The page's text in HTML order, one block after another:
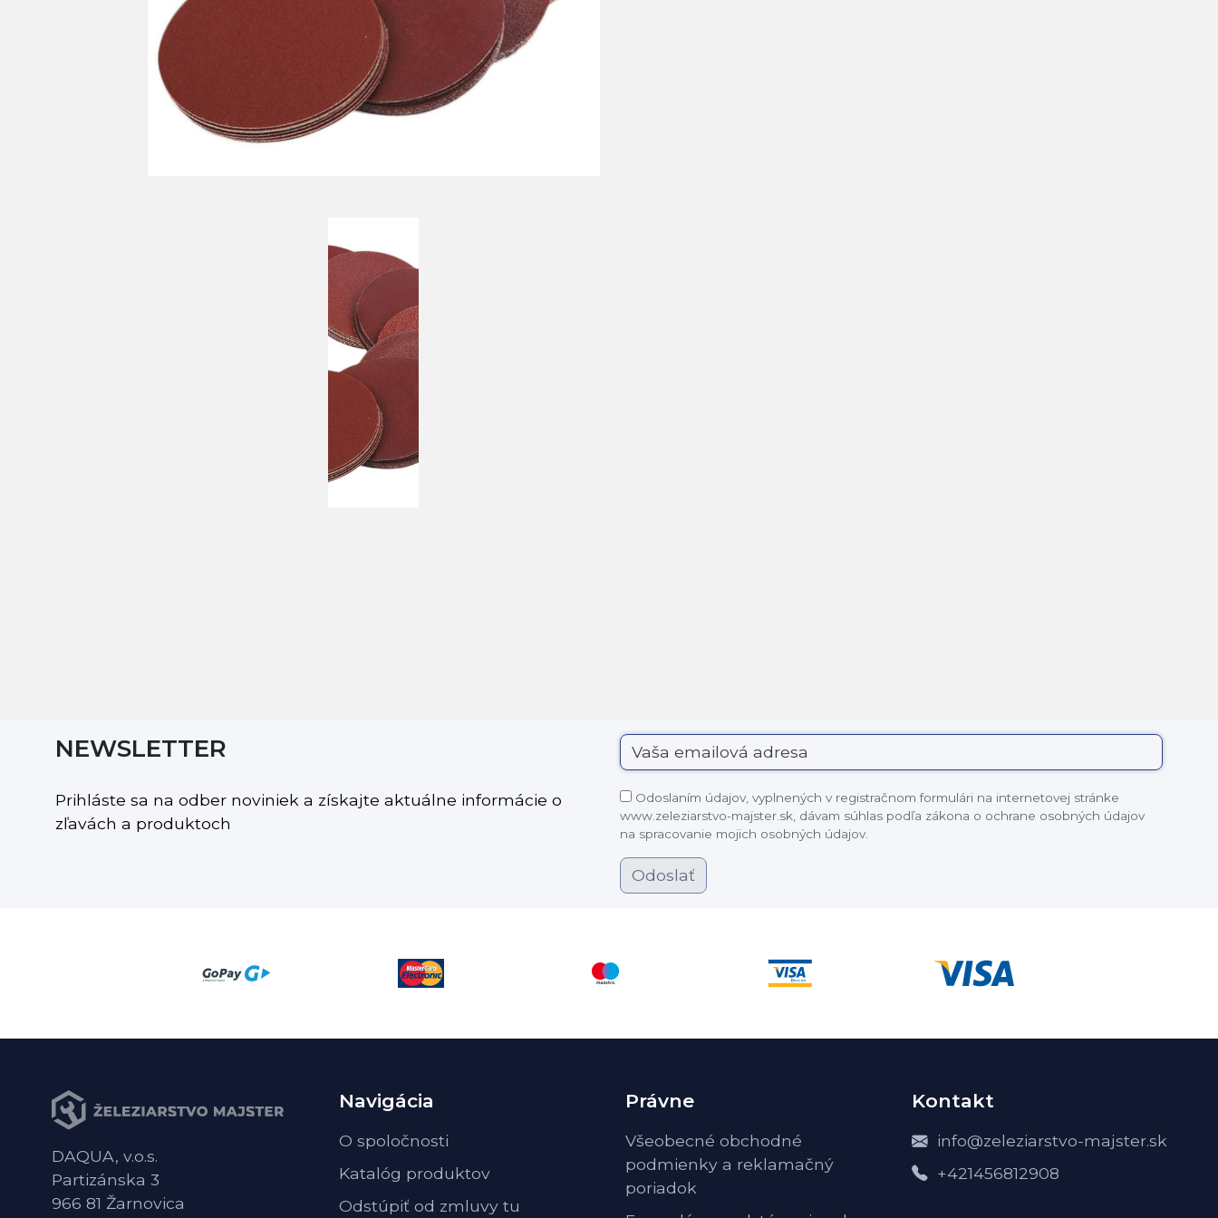
NEWSLETTER
Prihláste sa na odber noviniek a získajte aktuálne informácie o
zľavách a produktoch
Odoslaním údajov, vyplnených v registračnom formulári na internetovej stránke
www.zeleziarstvo-majster.sk, dávam súhlas podľa zákona o ochrane osobných údajov
na spracovanie mojich osobných údajov.
Odoslať
DAQUA, v.o.s.
Partizánska 3
966 81 Žarnovica
Navigácia
O spoločnosti
Katalóg produktov
Odstúpiť od zmluvy tu
Právne
Všeobecné obchodné
podmienky a reklamačný
poriadok
Kontakt
info@zeleziarstvo-majster.sk
+421456812908